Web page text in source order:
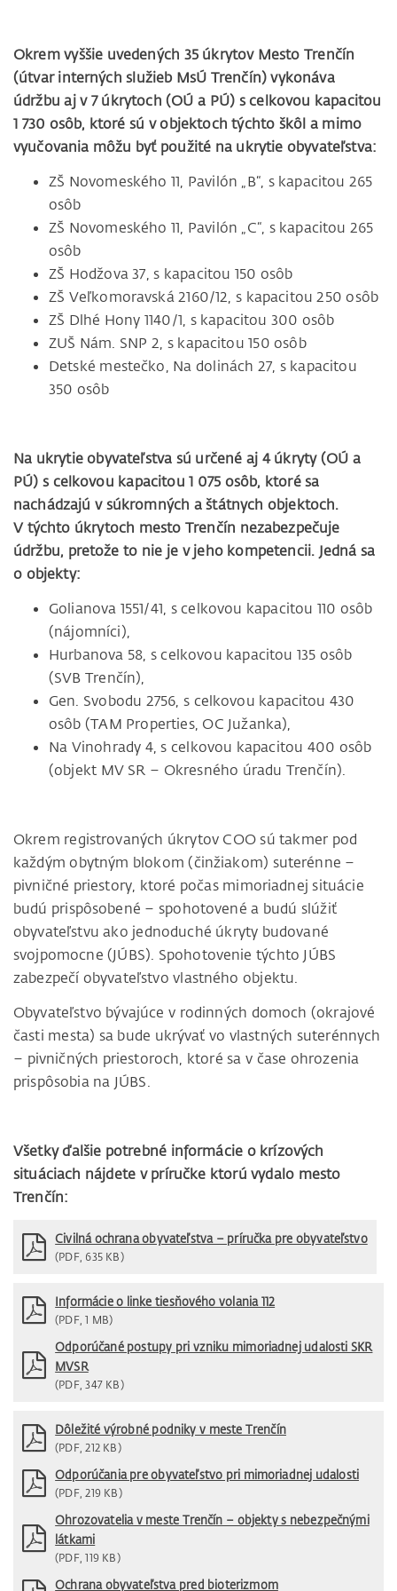
Okrem vyššie uvedených 35 úkrytov Mesto Trenčín
(útvar interných služieb MsÚ Trenčín) vykonáva
údržbu aj v 7 úkrytoch (OÚ a PÚ) s celkovou kapacitou
1 730 osôb, ktoré sú v objektoch týchto škôl a mimo
vyučovania môžu byť použité na ukrytie obyvateľstva:
ZŠ Novomeského 11, Pavilón „B“, s kapacitou 265
osôb
ZŠ Novomeského 11, Pavilón „C“, s kapacitou 265
osôb
ZŠ Hodžova 37, s kapacitou 150 osôb
ZŠ Veľkomoravská 2160/12, s kapacitou 250 osôb
ZŠ Dlhé Hony 1140/1, s kapacitou 300 osôb
ZUŠ Nám. SNP 2, s kapacitou 150 osôb
Detské mestečko, Na dolinách 27, s kapacitou
350 osôb
Na ukrytie obyvateľstva sú určené aj 4 úkryty (OÚ a
PÚ) s celkovou kapacitou 1 075 osôb, ktoré sa
nachádzajú v súkromných a štátnych objektoch.
V týchto úkrytoch mesto Trenčín nezabezpečuje
údržbu, pretože to nie je v jeho kompetencii. Jedná sa
o objekty:
Golianova 1551/41, s celkovou kapacitou 110 osôb
(nájomníci),
Hurbanova 58, s celkovou kapacitou 135 osôb
(SVB Trenčín),
Gen. Svobodu 2756, s celkovou kapacitou 430
osôb (TAM Properties, OC Južanka),
Na Vinohrady 4, s celkovou kapacitou 400 osôb
(objekt MV SR – Okresného úradu Trenčín).
Okrem registrovaných úkrytov COO sú takmer pod
každým obytným blokom (činžiakom) suterénne –
pivničné priestory, ktoré počas mimoriadnej situácie
budú prispôsobené – spohotovené a budú slúžiť
obyvateľstvu ako jednoduché úkryty budované
svojpomocne (JÚBS). Spohotovenie týchto JÚBS
zabezpečí obyvateľstvo vlastného objektu.
Obyvateľstvo bývajúce v rodinných domoch (okrajové
časti mesta) sa bude ukrývať vo vlastných suterénnych
– pivničných priestoroch, ktoré sa v čase ohrozenia
prispôsobia na JÚBS.
Všetky ďalšie potrebné informácie o krízových
situáciach nájdete v príručke ktorú vydalo mesto
Trenčín:
Civilná ochrana obyvateľstva – príručka pre obyvateľstvo
(PDF, 635 KB)
Informácie o linke tiesňového volania 112
(PDF, 1 MB)
Odporúčané postupy pri vzniku mimoriadnej udalosti SKR
MVSR
(PDF, 347 KB)
Dôležité výrobné podniky v meste Trenčín
(PDF, 212 KB)
Odporúčania pre obyvateľstvo pri mimoriadnej udalosti
(PDF, 219 KB)
Ohrozovatelia v meste Trenčín – objekty s nebezpečnými
látkami
(PDF, 119 KB)
Ochrana obyvateľstva pred bioterizmom